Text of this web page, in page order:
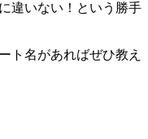
違いない！という勝手
ト名があればぜひ教え